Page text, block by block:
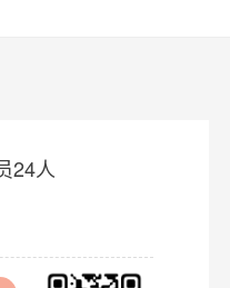
24人